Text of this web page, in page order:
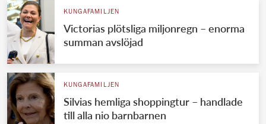
KUNGAFAMILJEN
Victorias plötsliga miljonregn – enorma
summan avslöjad
KUNGAFAMILJEN
Silvias hemliga shoppingtur – handlade
till alla nio barnbarnen